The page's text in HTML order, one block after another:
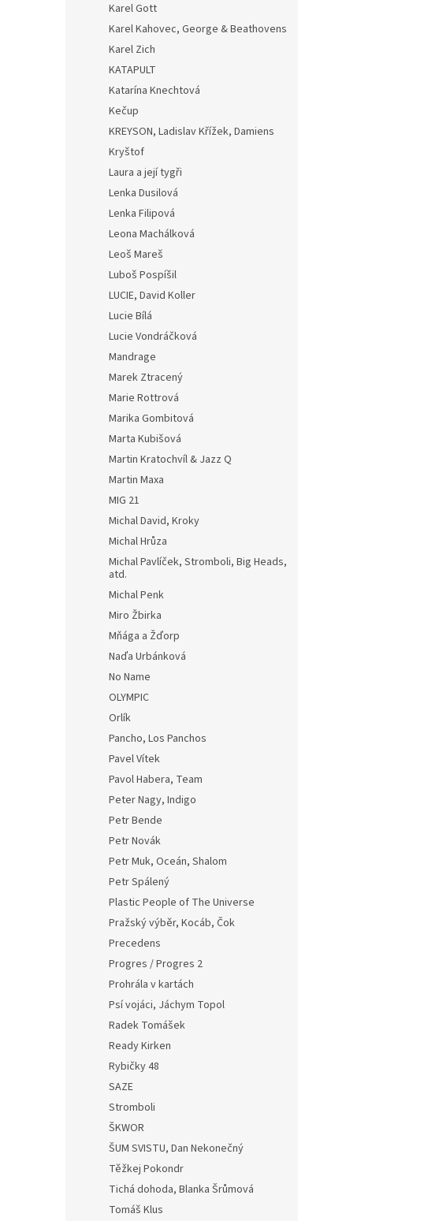
Karel Gott
Karel Kahovec, George & Beathovens
Karel Zich
KATAPULT
Katarína Knechtová
Kečup
KREYSON, Ladislav Křížek, Damiens
Kryštof
Laura a její tygři
Lenka Dusilová
Lenka Filipová
Leona Machálková
Leoš Mareš
Luboš Pospíšil
LUCIE, David Koller
Lucie Bílá
Lucie Vondráčková
Mandrage
Marek Ztracený
Marie Rottrová
Marika Gombitová
Marta Kubišová
Martin Kratochvíl & Jazz Q
Martin Maxa
MIG 21
Michal David, Kroky
Michal Hrůza
Michal Pavlíček, Stromboli, Big Heads,
atd.
Michal Penk
Miro Žbirka
Mňága a Žďorp
Naďa Urbánková
No Name
OLYMPIC
Orlík
Pancho, Los Panchos
Pavel Vítek
Pavol Habera, Team
Peter Nagy, Indigo
Petr Bende
Petr Novák
Petr Muk, Oceán, Shalom
Petr Spálený
Plastic People of The Universe
Pražský výběr, Kocáb, Čok
Precedens
Progres / Progres 2
Prohrála v kartách
Psí vojáci, Jáchym Topol
Radek Tomášek
Ready Kirken
Rybičky 48
SAZE
Stromboli
ŠKWOR
ŠUM SVISTU, Dan Nekonečný
Těžkej Pokondr
Tichá dohoda, Blanka Šrůmová
Tomáš Klus